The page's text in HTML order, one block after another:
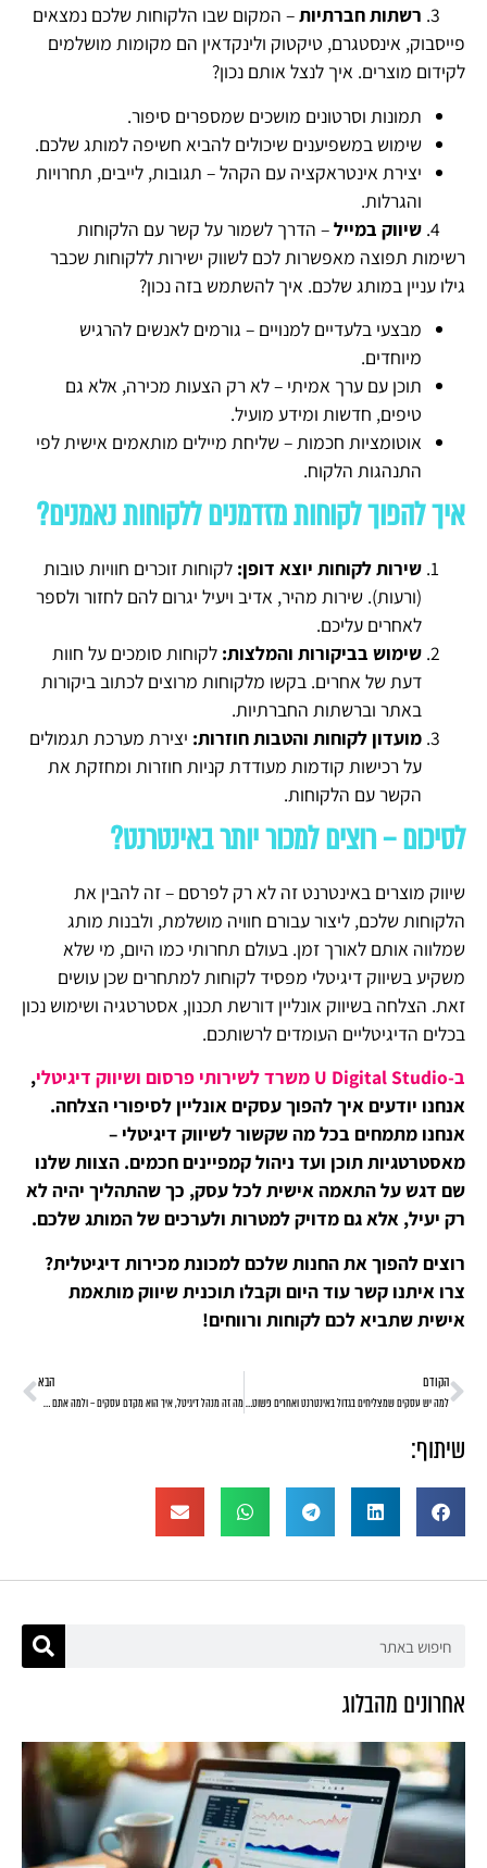
רשתות חברתיות– המקום שבו הלקוחות שלכם נמצאים
פייסבוק, אינסטגרם, טיקטוק ולינקדאין הם מקומות מושלמים
לקידום מוצרים. איך לנצל אותם נכון?
תמונות וסרטונים מושכים שמספרים סיפור.
שימוש במשפיענים שיכולים להביא חשיפה למותג שלכם.
יצירת אינטראקציה עם הקהל – תגובות, לייבים, תחרויות
והגרלות.
שיווק במייל– הדרך לשמור על קשר עם הלקוחות
רשימות תפוצה מאפשרות לכם לשווק ישירות ללקוחות שכבר
גילו עניין במותג שלכם. איך להשתמש בזה נכון?
מבצעי בלעדיים למנויים – גורמים לאנשים להרגיש
מיוחדים.
תוכן עם ערך אמיתי – לא רק הצעות מכירה, אלא גם
טיפים, חדשות ומידע מועיל.
אוטומציות חכמות – שליחת מיילים מותאמים אישית לפי
התנהגות הלקוח.
איך להפוך לקוחות מזדמנים ללקוחות נאמנים?
שירות לקוחות יוצא דופן: לקוחות זוכרים חוויות טובות
(ורעות). שירות מהיר, אדיב ויעיל יגרום להם לחזור ולספר
לאחרים עליכם.
שימוש בביקורות והמלצות: לקוחות סומכים על חוות
דעת של אחרים. בקשו מלקוחות מרוצים לכתוב ביקורות
באתר וברשתות החברתיות.
מועדון לקוחות והטבות חוזרות: יצירת מערכת תגמולים
על רכישות קודמות מעודדת קניות חוזרות ומחזקת את
הקשר עם הלקוחות.
לסיכום – רוצים למכור יותר באינטרנט?
שיווק מוצרים באינטרנט זה לא רק לפרסם – זה להבין את
הלקוחות שלכם, ליצור עבורם חוויה מושלמת, ולבנות מותג
שמלווה אותם לאורך זמן. בעולם תחרותי כמו היום, מי שלא
משקיע בשיווק דיגיטלי מפסיד לקוחות למתחרים שכן עושים
זאת. הצלחה בשיווק אונליין דורשת תכנון, אסטרטגיה ושימוש נכון
בכלים הדיגיטליים העומדים לרשותכם.
ב-U Digital Studio משרד לשירותי פרסום ושיווק דיגיטלי
,
אנחנו יודעים איך להפוך עסקים אונליין לסיפורי הצלחה.
אנחנו מתמחים בכל מה שקשור לשיווק דיגיטלי –
מאסטרטגיות תוכן ועד ניהול קמפיינים חכמים. הצוות שלנו
שם דגש על התאמה אישית לכל עסק, כך שהתהליך יהיה לא
רק יעיל, אלא גם מדויק למטרות ולערכים של המותג שלכם.
רוצים להפוך את החנות שלכם למכונת מכירות דיגיטלית?
צרו איתנו קשר עוד היום וקבלו תוכנית שיווק מותאמת
אישית שתביא לכם לקוחות ורווחים!
הקודם
למה יש עסקים שמצליחים בגדול באינטרנט ואחרים פשוט נעלמים? הכל תלוי באסטרטגיה!
הבא
מה זה מנהל דיגיטל, איך הוא מקדם עסקים – ולמה אתם חייבים אחד כזה!
שיתוף:
אחרונים מהבלוג